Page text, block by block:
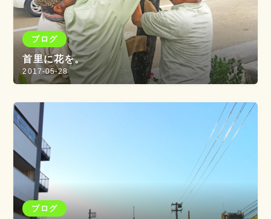
ブログ
首里に花を。
2017-05-28
ブログ